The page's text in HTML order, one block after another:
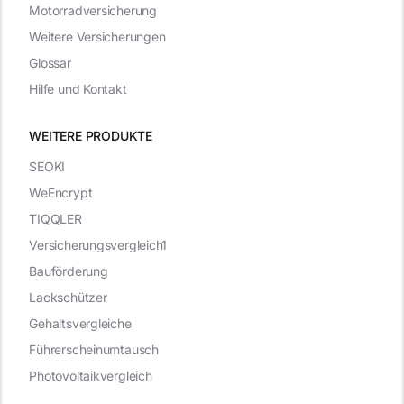
WEITERE PRODUKTE
Motorradversicherung
Weitere Versicherungen
Glossar
Hilfe und Kontakt
SEOKI
WeEncrypt
TIQQLER
Versicherungsvergleich1
Bauförderung
Lackschützer
Gehaltsvergleiche
Führerscheinumtausch
Photovoltaikvergleich